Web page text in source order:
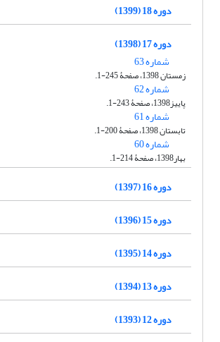
دوره 18 (1399)
دوره 17 (1398)
شماره 63
زمستان 1398، صفحۀ 245-1.
شماره 62
پاییز1398، صفحۀ 243-1.
شماره 61
تابستان 1398، صفحۀ 200-1.
شماره 60
بهار1398، صفحۀ 214-1.
دوره 16 (1397)
دوره 15 (1396)
دوره 14 (1395)
دوره 13 (1394)
دوره 12 (1393)